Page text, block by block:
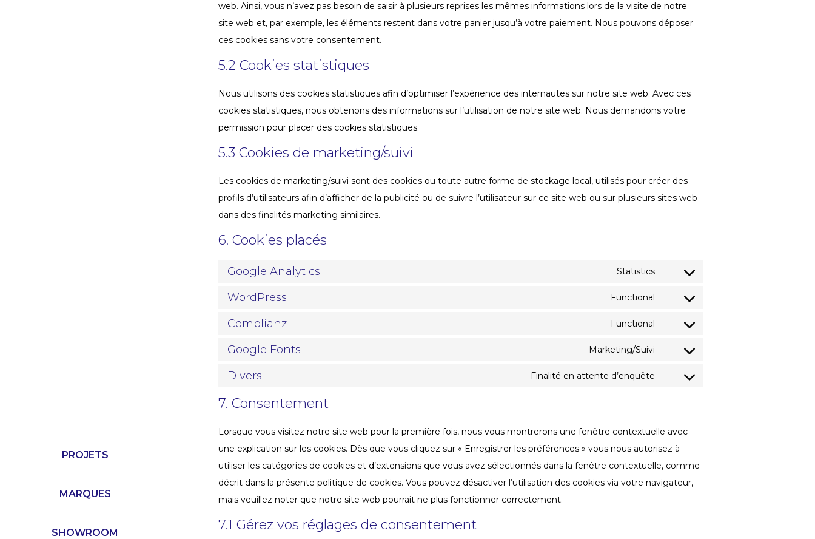
PROJETS
MARQUES
SHOWROOM
web. Ainsi, vous n’avez pas besoin de saisir à plusieurs reprises les mêmes informations lors de la visite de notre
site web et, par exemple, les éléments restent dans votre panier jusqu’à votre paiement. Nous pouvons déposer
ces cookies sans votre consentement.
5.2 Cookies statistiques
Nous utilisons des cookies statistiques afin d’optimiser l’expérience des internautes sur notre site web. Avec ces
cookies statistiques, nous obtenons des informations sur l’utilisation de notre site web. Nous demandons votre
permission pour placer des cookies statistiques.
5.3 Cookies de marketing/suivi
Les cookies de marketing/suivi sont des cookies ou toute autre forme de stockage local, utilisés pour créer des
profils d’utilisateurs afin d’afficher de la publicité ou de suivre l’utilisateur sur ce site web ou sur plusieurs sites web
dans des finalités marketing similaires.
6. Cookies placés
Google Analytics Statistics
Consent
google-
analytics
WordPress Functional
Consent
wordpress
Complianz Functional
Consent
complianz
Google Fonts Marketing/Suivi
Consent
Divers Finalité en attente d’enquête
Consent
divers
7. Consentement
Lorsque vous visitez notre site web pour la première fois, nous vous montrerons une fenêtre contextuelle avec
une explication sur les cookies. Dès que vous cliquez sur « Enregistrer les préférences » vous nous autorisez à
utiliser les catégories de cookies et d’extensions que vous avez sélectionnés dans la fenêtre contextuelle, comme
décrit dans la présente politique de cookies. Vous pouvez désactiver l’utilisation des cookies via votre navigateur,
mais veuillez noter que notre site web pourrait ne plus fonctionner correctement.
7.1 Gérez vos réglages de consentement